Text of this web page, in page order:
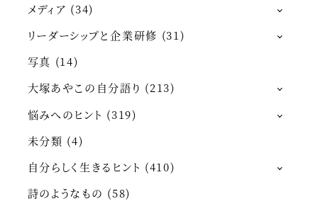
メディア (34)
リーダーシップと企業研修 (31)
写真 (14)
大塚あやこの自分語り (213)
悩みへのヒント (319)
未分類 (4)
自分らしく生きるヒント (410)
詩のようなもの (58)